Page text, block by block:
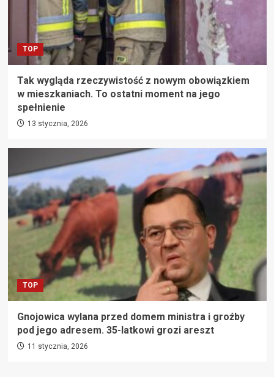
TOP
Tak wygląda rzeczywistość z nowym obowiązkiem
w mieszkaniach. To ostatni moment na jego
spełnienie
13 stycznia, 2026
TOP
Gnojowica wylana przed domem ministra i groźby
pod jego adresem. 35-latkowi grozi areszt
11 stycznia, 2026